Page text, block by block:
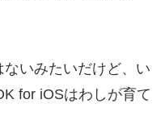
ないみたいだけど、い
for iOSはわしが育て